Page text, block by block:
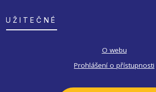
UŽITEČNÉ
O webu
Prohlášení o přístupnosti